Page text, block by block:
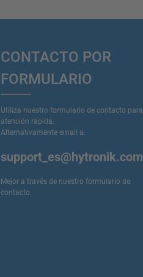
CONTACTO POR
FORMULARIO
Utiliza nuestro formulario de contacto para
atención rápida.
Alternativamente email a:
support_es@hytronik.com
Mejor a través de nuestro formulario de
contacto.